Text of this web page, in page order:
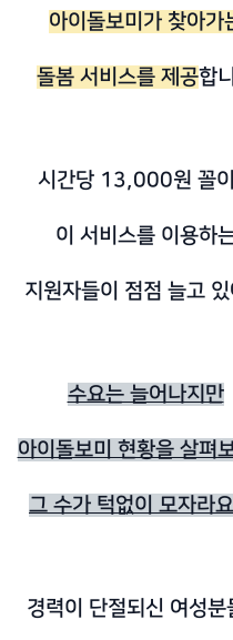
아이돌보미가 찾아가
돌봄 서비스를 제공합
시간당 13,000원 꼴
이 서비스를 이용하
지원자들이 점점 늘고
수요는 늘어나지만
아이돌보미 현황을 살펴
그 수가 턱없이 모자라요
경력이 단절되신 여성분